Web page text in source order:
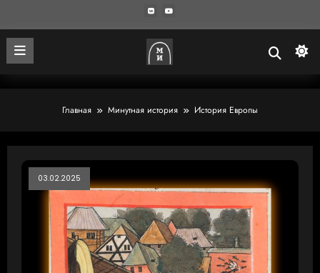
Главная Минутная история История Европы
03.02.2025